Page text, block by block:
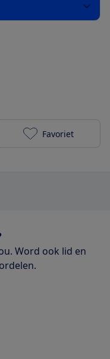
Samsung
Favoriet
Word ook lid en